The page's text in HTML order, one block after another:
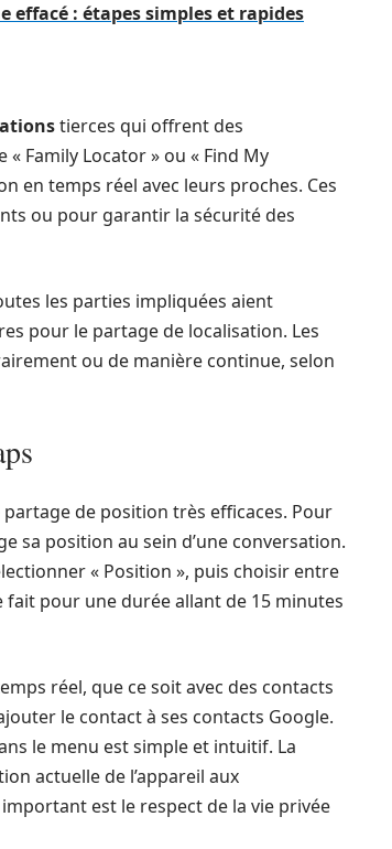
effacé : étapes simples et rapides
tierces qui offrent des
Family Locator » ou « Find My
en temps réel avec leurs proches. Ces
ou pour garantir la sécurité des
les parties impliquées aient
pour le partage de localisation. Les
ou de manière continue, selon
de position très efficaces. Pour
sa position au sein d’une conversation.
« Position », puis choisir entre
pour une durée allant de 15 minutes
réel, que ce soit avec des contacts
le contact à ses contacts Google.
le menu est simple et intuitif. La
actuelle de l’appareil aux
est le respect de la vie privée